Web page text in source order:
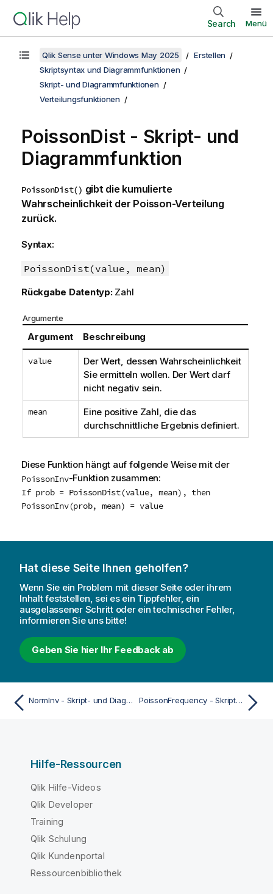
Search Menü
Qlik Sense unter Windows May 2025
Erstellen
Skriptsyntax und Diagrammfunktionen
Skript- und Diagrammfunktionen
Verteilungsfunktionen
PoissonDist - Skript- und
Diagrammfunktion
PoissonDist() gibt die kumulierte
Wahrscheinlichkeit der Poisson-Verteilung
zurück.
Syntax:
PoissonDist(value, mean)
Rückgabe Datentyp: Zahl
Argumente
Argument Beschreibung
value
Der Wert, dessen Wahrscheinlichkeit
Sie ermitteln wollen. Der Wert darf
nicht negativ sein.
mean
Eine positive Zahl, die das
durchschnittliche Ergebnis definiert.
Diese Funktion hängt auf folgende Weise mit der
PoissonInv-Funktion zusammen:
If prob = PoissonDist(value, mean), then
PoissonInv(prob, mean) = value
Hat diese Seite Ihnen geholfen?
Wenn Sie ein Problem mit dieser Seite oder ihrem
Inhalt feststellen, sei es ein Tippfehler, ein
ausgelassener Schritt oder ein technischer Fehler,
informieren Sie uns bitte!
Geben Sie hier Ihr Feedback ab
NormInv - Skript- und Diagrammfunktion PoissonFrequency - Skript- und Diagrammfunktion
Hilfe-Ressourcen
Qlik Hilfe-Videos
Qlik Developer
Training
Qlik Schulung
Qlik Kundenportal
Ressourcenbibliothek